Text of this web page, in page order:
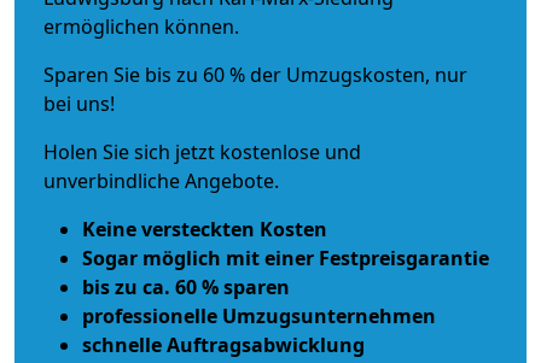
ermöglichen können.
Sparen Sie bis zu 60 % der Umzugskosten, nur
bei uns!
Holen Sie sich jetzt kostenlose und
unverbindliche Angebote.
Keine versteckten Kosten
Sogar möglich mit einer Festpreisgarantie
bis zu ca. 60 % sparen
professionelle Umzugsunternehmen
schnelle Auftragsabwicklung